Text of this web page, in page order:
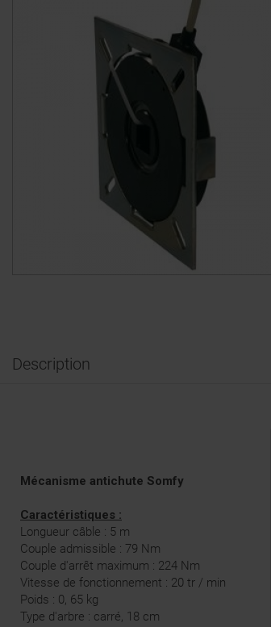
Description
Mécanisme antichute Somfy
Caractéristiques :
Longueur câble : 5 m
Couple admissible : 79 Nm
Couple d'arrêt maximum : 224 Nm
Vitesse de fonctionnement : 20 tr / min
Poids : 0, 65 kg
Type d'arbre : carré, 18 cm